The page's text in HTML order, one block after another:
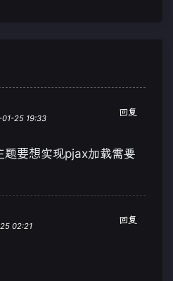
回复
25 19:33
题要想实现pjax加载需要
回复
02:21